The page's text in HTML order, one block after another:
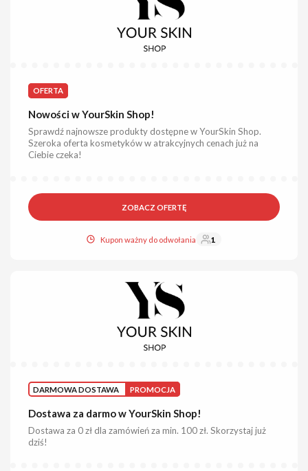
OFERTA
Nowości w YourSkin Shop!
Sprawdź najnowsze produkty dostępne w YourSkin Shop.
Szeroka oferta kosmetyków w atrakcyjnych cenach już na
Ciebie czeka!
ZOBACZ OFERTĘ
Kupon ważny do odwołania 1
DARMOWA DOSTAWA PROMOCJA
Dostawa za darmo w YourSkin Shop!
Dostawa za 0 zł dla zamówień za min. 100 zł. Skorzystaj już
dziś!